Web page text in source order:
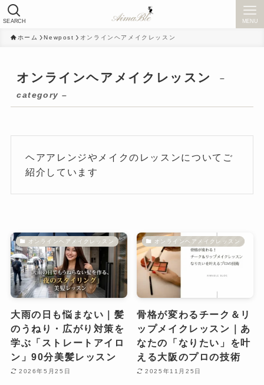
SEARCH MENU
ホーム Newpost オンラインヘアメイクレッスン
オンラインヘアメイクレッスン
–
category –
ヘアアレンジやメイクのレッスンについてご
紹介しています
オンラインヘアメイクレッスン
大雨の日も悩まない｜髪
のうねり・広がり対策を
学ぶ「ストレートアイロ
ン」90分美髪レッスン
2026年5月25日
オンラインヘアメイクレッスン
骨格が変わるチーク＆リ
ップメイクレッスン｜あ
なたの「なりたい」を叶
える大阪のプロの技術
2025年11月25日